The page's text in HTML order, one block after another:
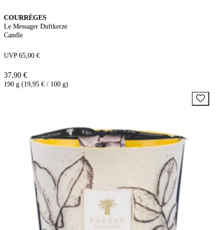
COURRÈGES
Le Messager Duftkerze
Candle
UVP 65,00 €
37,90 €
190 g (19,95 € / 100 g)